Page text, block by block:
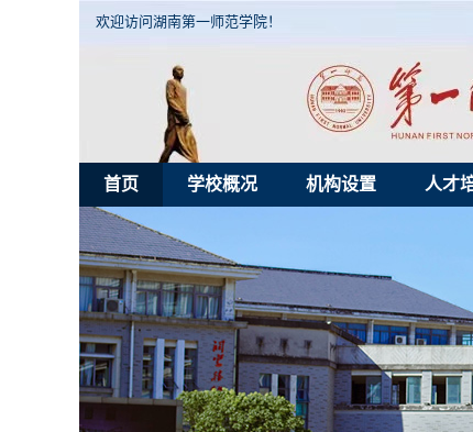
欢迎访问湖南第一师范学院！
首页 学校概况 机构设置 人才